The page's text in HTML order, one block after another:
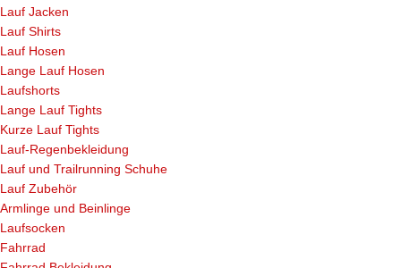
Lauf Jacken
Lauf Shirts
Lauf Hosen
Lange Lauf Hosen
Laufshorts
Lange Lauf Tights
Kurze Lauf Tights
Lauf-Regenbekleidung
Lauf und Trailrunning Schuhe
Lauf Zubehör
Armlinge und Beinlinge
Laufsocken
Fahrrad